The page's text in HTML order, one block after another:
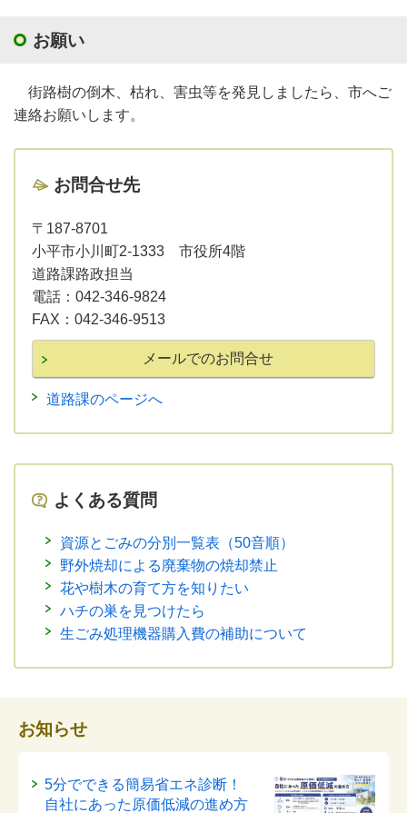
お願い
街路樹の倒木、枯れ、害虫等を発見しましたら、市へご
連絡お願いします。
お問合せ先
〒187-8701
小平市小川町2-1333 市役所4階
道路課路政担当
電話： 042-346-9824
FAX： 042-346-9513
道路課のページへ
よくある質問
資源とごみの分別一覧表（50音順）
野外焼却による廃棄物の焼却禁止
花や樹木の育て方を知りたい
ハチの巣を見つけたら
生ごみ処理機器購入費の補助について
お知らせ
5分でできる簡易省エネ診断！
自社にあった原価低減の進め方